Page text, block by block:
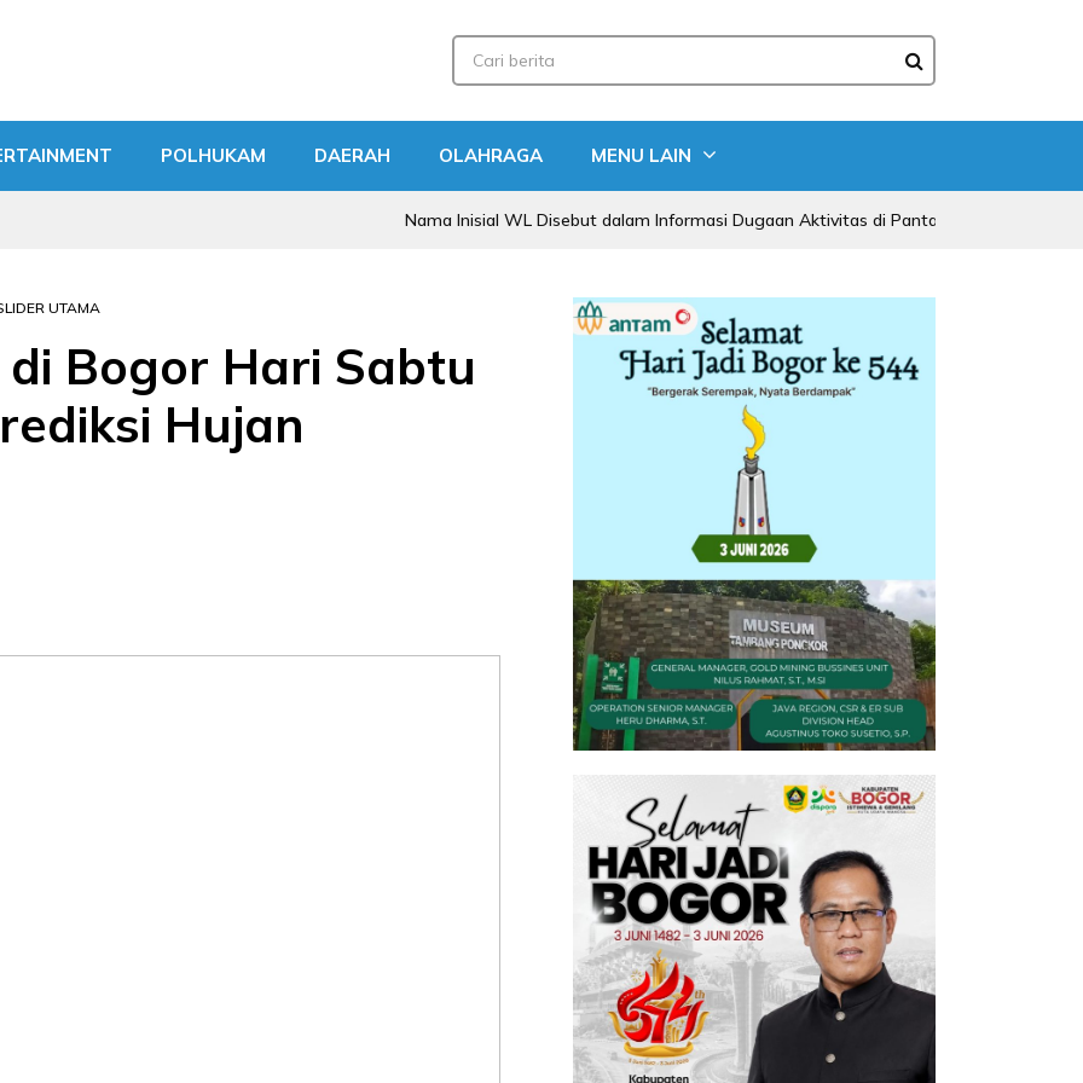
POLHUKAM DAERAH OLAHRAGA MENU LAIN
Nama Inisial WL Disebut dalam Informasi Dugaan Aktivitas di Pantai Zore, Bea Cukai Didorong
UTAMA
Bogor Hari Sabtu
Hujan